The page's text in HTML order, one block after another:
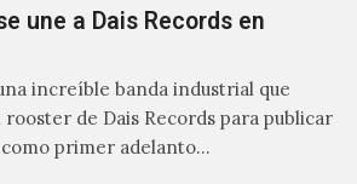
une a Dais Records en
increíble banda industrial que
rooster de Dais Records para publicar
como primer adelanto…